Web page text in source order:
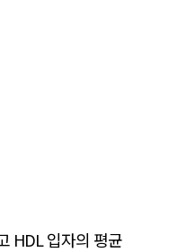
HDL 입자의 평균